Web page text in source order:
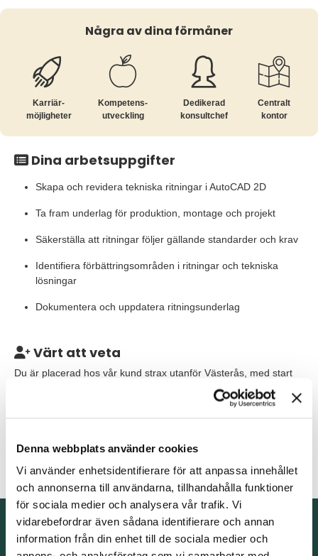
Denna webbplats använder cookies
Vi använder enhetsidentifierare för att anpassa innehållet
och annonserna till användarna, tillhandahålla funktioner
för sociala medier och analysera vår trafik. Vi
vidarebefordrar även sådana identifierare och annan
information från din enhet till de sociala medier och
Några av dina förmåner
Karriär­
möjligheter
Kompetens­
utveckling
Dedikerad
konsultchef
Centralt
kontor
Dina arbetsuppgifter
Skapa och revidera tekniska ritningar i AutoCAD 2D
Ta fram underlag för produktion, montage och projekt
Säkerställa att ritningar följer gällande standarder och krav
Identifiera förbättringsområden i ritningar och tekniska
lösningar
Dokumentera och uppdatera ritningsunderlag
Värt att veta
Du är placerad hos vår kund strax utanför Västerås, med start
omgående. Rollen är ett konsultuppdrag på ca 3-6 månader.
Vi söker dig som har god erfarenhet av AutoCAD 2D och är
lösningsorienterad, noggrann och självgående.
Kontakta oss